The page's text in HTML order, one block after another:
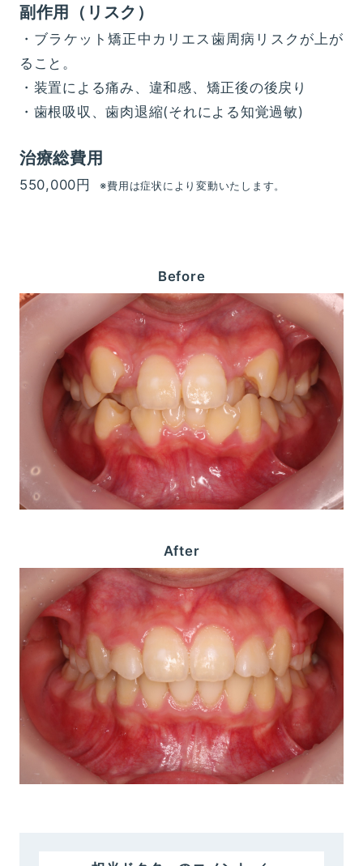
副作用（リスク）
・ブラケット矯正中カリエス歯周病リスクが上が
ること。
・装置による痛み、違和感、矯正後の後戻り
・歯根吸収、歯肉退縮(それによる知覚過敏)
治療総費用
550,000円※費用は症状により変動いたします。
Before
After